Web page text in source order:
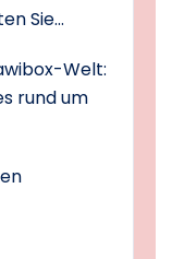
Sie...
Welt:
rund um